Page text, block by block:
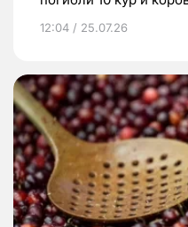
12:04 / 25.07.26